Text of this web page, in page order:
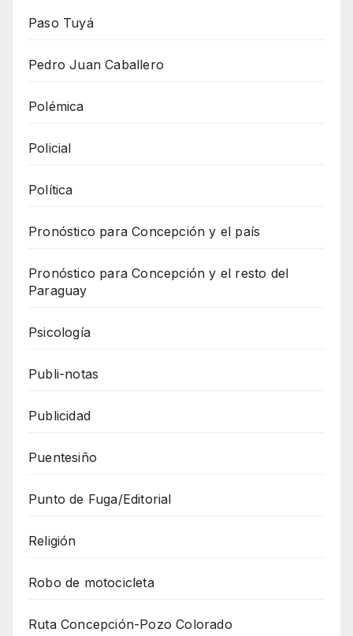
Paso Tuyá
Pedro Juan Caballero
Polémica
Policial
Política
Pronóstico para Concepción y el país
Pronóstico para Concepción y el resto del
Paraguay
Psicología
Publi-notas
Publicidad
Puentesiño
Punto de Fuga/Editorial
Religión
Robo de motocicleta
Ruta Concepción-Pozo Colorado